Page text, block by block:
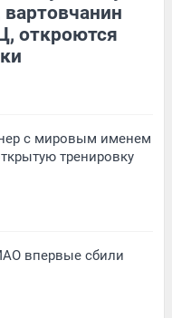
вартовчанин
откроются
с мировым именем
тренировку
впервые сбили